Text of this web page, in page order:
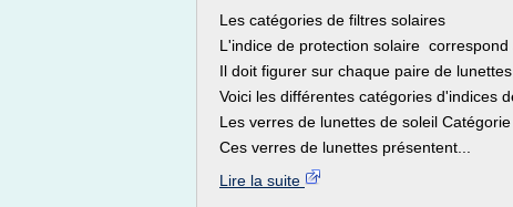
Les catégories de filtres solaires
L'indice de protection solaire
Il doit figurer sur chaque paire de lunettes
Voici les différentes catégories d'indices
Les verres de lunettes de soleil
Ces verres de lunettes présentent...
Lire la suite